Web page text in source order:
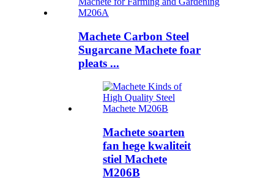
Machete Carbon Steel
Sugarcane Machete foar
pleats ...
Machete soarten
fan hege kwaliteit
stiel Machete
M206B